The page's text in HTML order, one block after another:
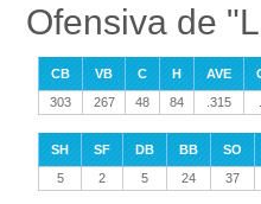
Ofensiva de
CB VB C H AVE
303
267 48 84 .315
SH SF DB BB
SO
5
2 5 24 37